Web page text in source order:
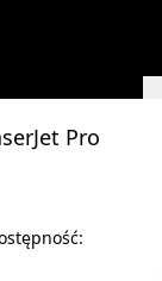
Pro